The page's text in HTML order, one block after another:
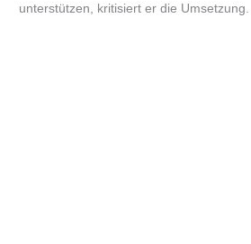
unterstützen, kritisiert er die Umsetzung.